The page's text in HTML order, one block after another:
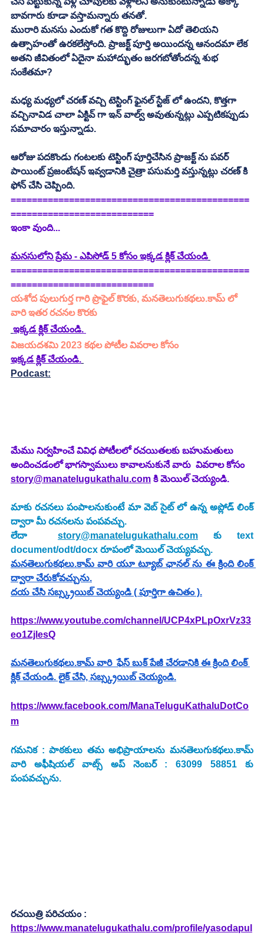
బావగారు కూడా వస్తామన్నారు తనతో.
మురారి మనసు ఎందుకో గత కొద్ది రోజులుగా ఏదో తెలియని
ఉత్సాహంతో ఉరకలేస్తోంది. ప్రాజక్ట్ పూర్తి అయిందన్న ఆనందమా లేక
అతని జీవితంలో ఏదైనా మహాద్భుతం జరగబోతోందన్న శుభ
సంకేతమా?
మధ్య మధ్యలో చరణ్ వచ్చి టెస్టింగ్ ఫైనల్ స్టేజ్ లో ఉందని, కొత్తగా
వచ్చినావిడ చాలా ఏక్టివ్ గా ఇన్ వాల్వ్ అవుతున్నట్లు ఎప్పటికప్పుడు
సమాచారం ఇస్తున్నాడు.
ఆరోజు పదకొండు గంటలకు టెస్టింగ్ పూర్తిచేసిన ప్రాజక్ట్ ను పవర్
పాయింట్ ప్రజంటేషన్ ఇవ్వడానికి చైత్రా పసుమర్తి వస్తున్నట్లు చరణ్ కి
ఫోన్ చేసి చెప్పింది.
=============================================
===========================
ఇంకా వుంది...
మనసులోని ప్రేమ - ఎపిసోడ్ 5 కోసం ఇక్కడ క్లిక్ చేయండి
=============================================
===========================
యశోద పులుగుర్త గారి ప్రొఫైల్ కొరకు, మనతెలుగుకథలు.కామ్ లో
వారి ఇతర రచనల కొరకు
ఇక్కడ క్లిక్ చేయండి.
విజయదశమి 2023 కథల పోటీల వివరాల కోసం
ఇక్కడ క్లిక్ చేయండి.
Podcast:
మేము నిర్వహించే వివిధ పోటీలలో రచయితలకు బహుమతులు
అందించడంలో భాగస్వాములు కావాలనుకునే వారు  వివరాల కోసం
story@manatelugukathalu.com కి మెయిల్ చెయ్యండి.
మాకు రచనలు పంపాలనుకుంటే మా వెబ్ సైట్ లో ఉన్న అప్లోడ్ లింక్
ద్వారా మీ రచనలను పంపవచ్చు.
లేదా story@manatelugukathalu.com కు text
document/odt/docx రూపంలో మెయిల్ చెయ్యవచ్చు.
మనతెలుగుకథలు.కామ్ వారి యూ ట్యూబ్ ఛానల్ ను ఈ క్రింది లింక్
ద్వారా చేరుకోవచ్చును.
దయ చేసి సబ్స్క్రయిబ్ చెయ్యండి ( పూర్తిగా ఉచితం ).
https://www.youtube.com/channel/UCP4xPLpOxrVz33
eo1ZjlesQ
మనతెలుగుకథలు.కామ్ వారి  ఫేస్ బుక్ పేజీ చేరడానికి ఈ క్రింది లింక్
క్లిక్ చేయండి. లైక్ చేసి, సబ్స్క్రయిబ్ చెయ్యండి.
https://www.facebook.com/ManaTeluguKathaluDotCo
m
గమనిక : పాఠకులు తమ అభిప్రాయాలను మనతెలుగుకథలు.కామ్
వారి అఫీషియల్ వాట్స్ అప్ నెంబర్ : 63099 58851 కు
పంపవచ్చును.
రచయిత్రి పరిచయం :
https://www.manatelugukathalu.com/profile/yasodapul